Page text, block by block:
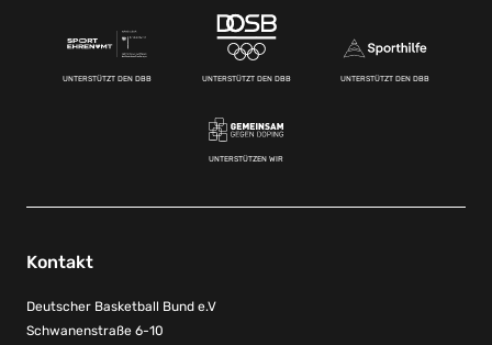
UNTERSTÜTZT DEN DBB UNTERSTÜTZT DEN DBB UNTERSTÜTZT DEN DBB
UNTERSTÜTZEN WIR
Kontakt
Deutscher Basketball Bund e.V
Schwanenstraße 6-10